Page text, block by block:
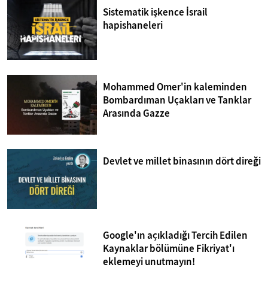
Sistematik işkence İsrail
hapishaneleri
Mohammed Omer'in kaleminden
Bombardıman Uçakları ve Tanklar
Arasında Gazze
Devlet ve millet binasının dört direği
Google'ın açıkladığı Tercih Edilen
Kaynaklar bölümüne Fikriyat'ı
eklemeyi unutmayın!